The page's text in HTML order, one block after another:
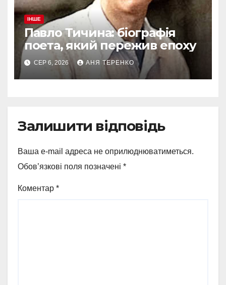
ІНШЕ
Павло Тичина: біографія
поета, який пережив епоху
СЕР 6, 2026 АНЯ ТЕРЕНКО
Залишити відповідь
Ваша e-mail адреса не оприлюднюватиметься.
Обов’язкові поля позначені *
Коментар *